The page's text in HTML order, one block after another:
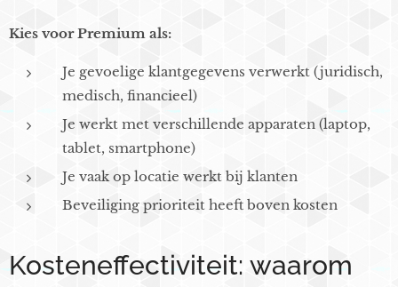
Kies voor Premium als:
Je gevoelige klantgegevens verwerkt (juridisch,
medisch, financieel)
Je werkt met verschillende apparaten (laptop,
tablet, smartphone)
Je vaak op locatie werkt bij klanten
Beveiliging prioriteit heeft boven kosten
Kosteneffectiviteit: waarom